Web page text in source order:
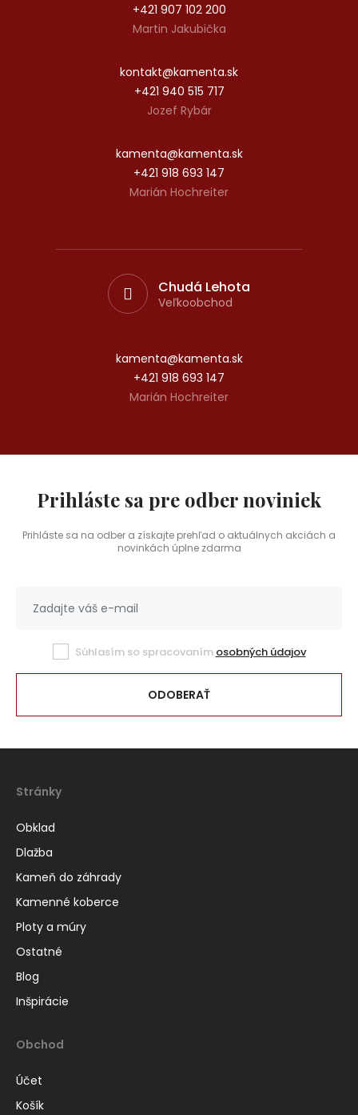
+421 907 102 200
Martin Jakubička
kontakt@kamenta.sk
+421 940 515 717
Jozef Rybár
kamenta@kamenta.sk
+421 918 693 147
Marián Hochreiter
Chudá Lehota
Veľkoobchod
kamenta@kamenta.sk
+421 918 693 147
Marián Hochreiter
Prihláste sa pre odber noviniek
Prihláste sa na odber a získajte prehľad o aktuálnych akciách a
novinkách úplne zdarma
ODOBERAŤ
Súhlasím so spracovaním osobných údajov
Stránky
Obklad
Dlažba
Kameň do záhrady
Kamenné koberce
Ploty a múry
Ostatné
Blog
Inšpirácie
Obchod
Účet
Košík